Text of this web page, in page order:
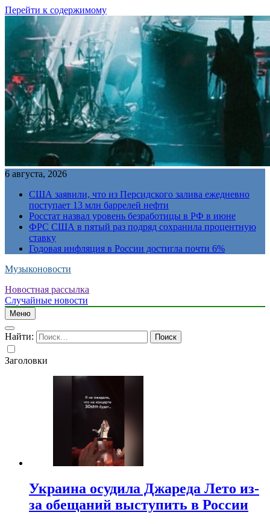
Перейти к содержимому
6 августа, 2026
США заявили, что из Персидского залива ежедневно
поступает 13 млн баррелей нефти
Росстат назвал уровень безработицы в РФ в июне
ФРС США в пятый раз подряд сохранила процентную
ставку
Годовая инфляция в России достигла почти 6%
Музыконовости
Новостная рассылка
Случайные новости
Меню
Найти:
Заголовки
Украина осудила Джареда Лето из-
за обещаний выступить в России